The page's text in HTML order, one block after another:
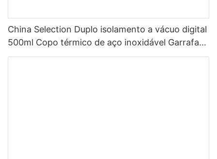
China Selection Duplo isolamento a vácuo digital
500ml Copo térmico de aço inoxidável Garrafa
de água inteligente com display de temperatura